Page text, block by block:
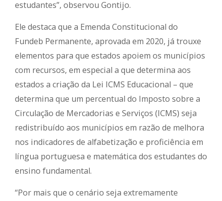
estudantes”, observou Gontijo.
Ele destaca que a Emenda Constitucional do
Fundeb Permanente, aprovada em 2020, já trouxe
elementos para que estados apoiem os municípios
com recursos, em especial a que determina aos
estados a criação da Lei ICMS Educacional – que
determina que um percentual do Imposto sobre a
Circulação de Mercadorias e Serviços (ICMS) seja
redistribuído aos municípios em razão de melhora
nos indicadores de alfabetização e proficiência em
língua portuguesa e matemática dos estudantes do
ensino fundamental.
“Por mais que o cenário seja extremamente